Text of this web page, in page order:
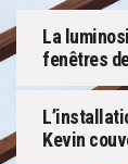
La
fenêtres
Kevin